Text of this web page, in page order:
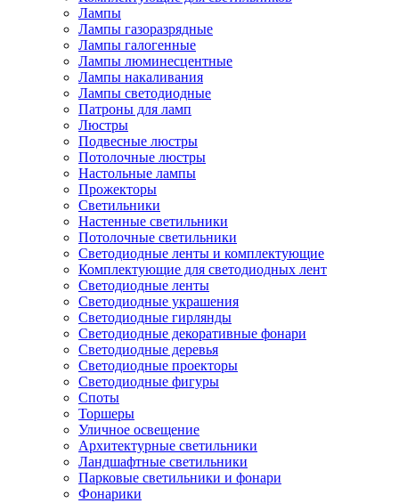
Лампы
Лампы газоразрядные
Лампы галогенные
Лампы люминесцентные
Лампы накаливания
Лампы светодиодные
Патроны для ламп
Люстры
Подвесные люстры
Потолочные люстры
Настольные лампы
Прожекторы
Светильники
Настенные светильники
Потолочные светильники
Светодиодные ленты и комплектующие
Комплектующие для светодиодных лент
Светодиодные ленты
Светодиодные украшения
Светодиодные гирлянды
Светодиодные декоративные фонари
Светодиодные деревья
Светодиодные проекторы
Светодиодные фигуры
Споты
Торшеры
Уличное освещение
Архитектурные светильники
Ландшафтные светильники
Парковые светильники и фонари
Фонарики